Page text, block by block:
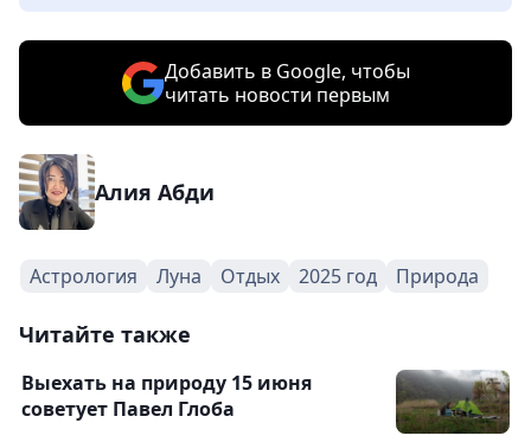
Добавить в Google, чтобы
читать новости первым
Алия Абди
Астрология Луна Отдых 2025 год Природа
Читайте также
Выехать на природу 15 июня
советует Павел Глоба